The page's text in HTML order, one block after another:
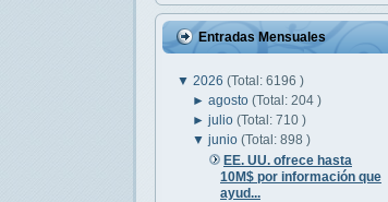
Entradas Mensuales
▼ 2026 (Total: 6196 )
►agosto(Total: 204 )
►julio(Total: 710 )
▼junio(Total: 898 )
EE. UU. ofrece hasta
10M$ por información que
ayud...